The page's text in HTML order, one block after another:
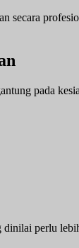
pada
perlu